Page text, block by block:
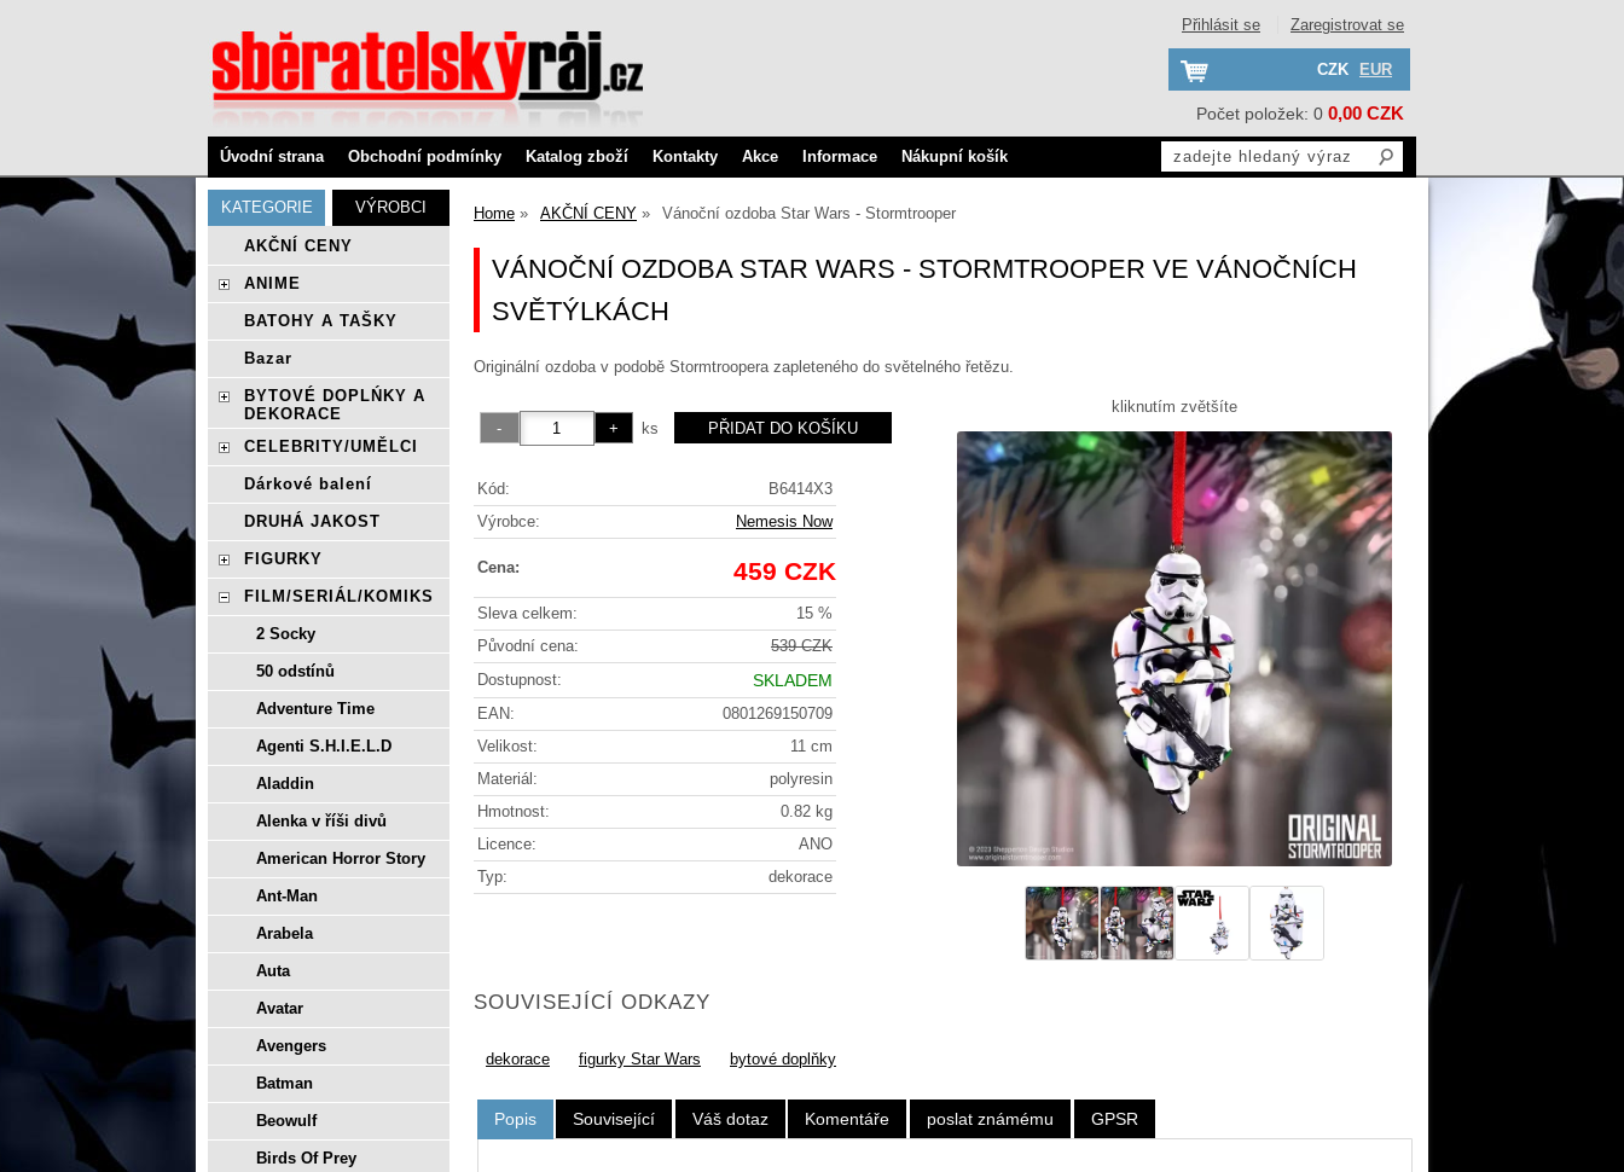
Počet položek: 0 0,00 CZK
CZK EUR
Přihlásit se Zaregistrovat se
Úvodní strana Obchodní podmínky Katalog zboží Kontakty Akce Informace Nákupní košík
Home AKČNÍ CENY Vánoční ozdoba Star Wars - Stormtrooper
VÁNOČNÍ OZDOBA STAR WARS - STORMTROOPER VE VÁNOČNÍCH
SVĚTÝLKÁCH
Originální ozdoba v podobě Stormtroopera zapleteného do světelného řetězu.
kliknutím zvětšíte
ks
Kód:
B6414X3
Výrobce:
Nemesis Now
Cena: 459 CZK
Sleva celkem:
15 %
Původní cena:
539 CZK
Dostupnost:
SKLADEM
EAN:
0801269150709
Velikost:
11 cm
Materiál:
polyresin
Hmotnost:
0.82 kg
Licence:
ANO
Typ:
dekorace
SOUVISEJÍCÍ ODKAZY
dekorace figurky Star Wars bytové doplňky
Popis Související Váš dotaz Komentáře poslat známému GPSR
KATEGORIE VÝROBCI
AKČNÍ CENY
ANIME
BATOHY A TAŠKY
Bazar
BYTOVÉ DOPLŃKY A
DEKORACE
CELEBRITY/UMĚLCI
Dárkové balení
DRUHÁ JAKOST
FIGURKY
FILM/SERIÁL/KOMIKS
2 Socky
50 odstínů
Adventure Time
Agenti S.H.I.E.L.D
Aladdin
Alenka v říši divů
American Horror Story
Ant-Man
Arabela
Auta
Avatar
Avengers
Batman
Beowulf
Birds Of Prey